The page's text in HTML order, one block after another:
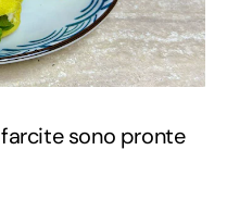
sono pronte